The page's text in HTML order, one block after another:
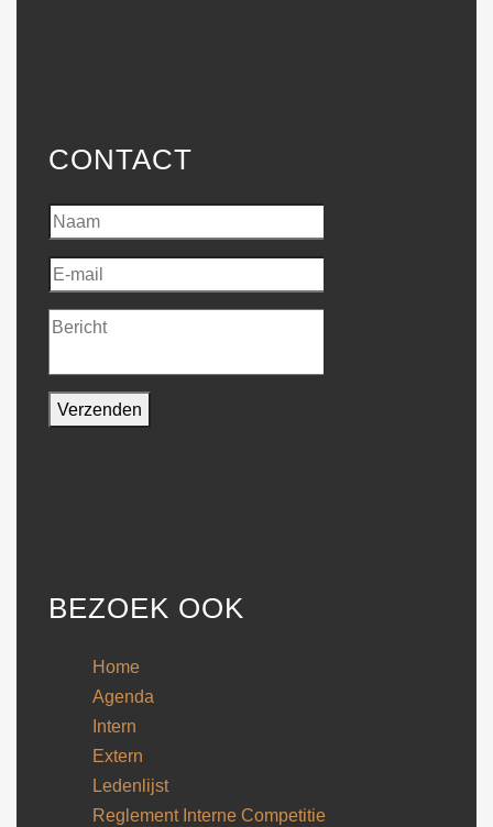
CONTACT
BEZOEK OOK
Home
Agenda
Intern
Extern
Ledenlijst
Reglement Interne Competitie